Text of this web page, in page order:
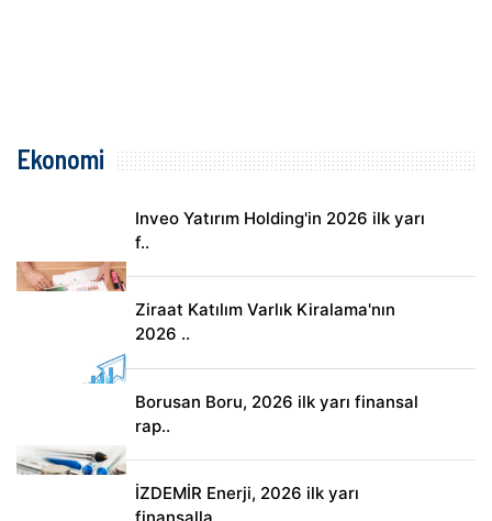
Ekonomi
Inveo Yatırım Holding'in 2026 ilk yarı
f..
Ziraat Katılım Varlık Kiralama'nın
2026 ..
Borusan Boru, 2026 ilk yarı finansal
rap..
İZDEMİR Enerji, 2026 ilk yarı